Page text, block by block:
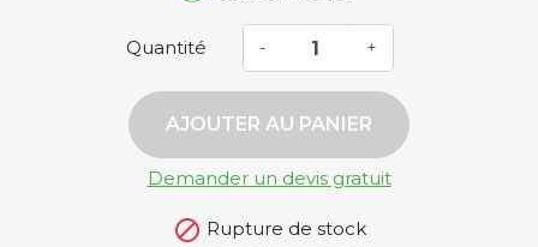
Quantité - +
AJOUTER AU PANIER
Demander un devis gratuit
 Rupture de stock